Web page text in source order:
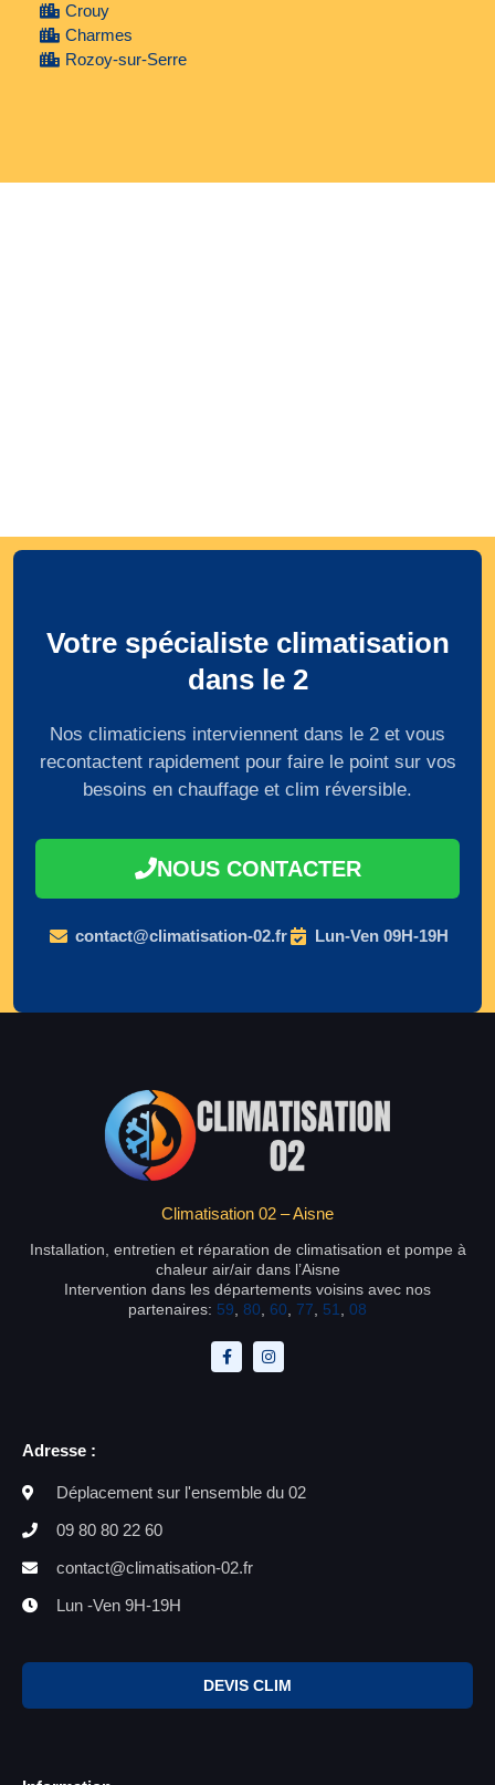
Crouy
Charmes
Rozoy-sur-Serre
Votre spécialiste climatisation
dans le 2
Nos climaticiens interviennent dans le 2 et vous
recontactent rapidement pour faire le point sur vos
besoins en chauffage et clim réversible.
NOUS CONTACTER
contact@climatisation-02.fr Lun-Ven 09H-19H
Climatisation 02 – Aisne
Installation, entretien et réparation de climatisation et pompe à
chaleur air/air dans l’Aisne
Intervention dans les départements voisins avec nos
partenaires: 59 80 60 77 51 08
Adresse :
Déplacement sur l'ensemble du 02
09 80 80 22 60
contact@climatisation-02.fr
Lun -Ven 9H-19H
DEVIS CLIM